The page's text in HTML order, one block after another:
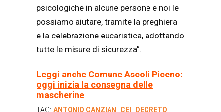
psicologiche in alcune persone e noi le
possiamo aiutare, tramite la preghiera
e la celebrazione eucaristica, adottando
tutte le misure di sicurezza”.
Leggi anche Comune Ascoli Piceno:
oggi inizia la consegna delle
mascherine
TAG: ANTONIO CANZIAN CEI
DECRETO